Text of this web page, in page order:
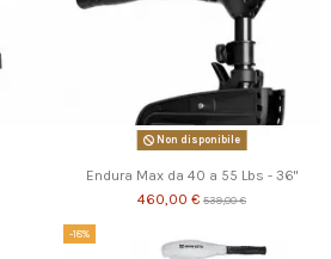
Non disponibile
Endura Max da 40 a 55 Lbs - 36"
460,00 € 539,00 €
-18%